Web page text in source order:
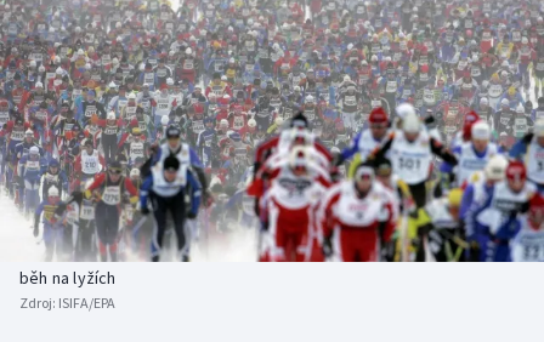
DALŠÍ SPORTY
Americký fotbal
Baseball a softbal
Basketbal
Biatlon
NEPŘEHLÉDNĚTE
Soutěže
Historické návraty
Aplikace ČT sport
běh na lyžích
Zdroj: ISIFA/EPA